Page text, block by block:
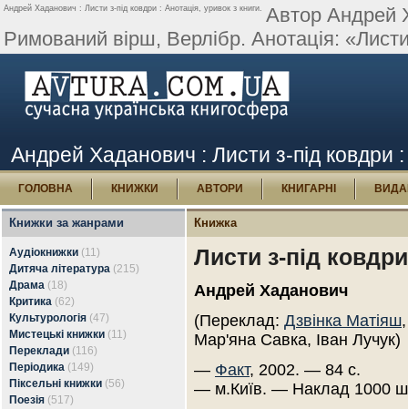
Андрей Хаданович : Листи з-під ковдри : Анотація, уривок з книги. Автор Андрей
Римований вірш, Верлібр. Анотація:
Андрей Хаданович : Листи з-під ковдри :
ГОЛОВНА КНИЖКИ АВТОРИ КНИГАРНІ
Книжки за жанрами
Аудіокнижки (11)
Дитяча література (215)
Драма (18)
Критика (62)
Культурологія (47)
Мистецькі книжки (11)
Переклади (116)
Періодика (149)
Піксельні книжки (56)
Поезія (517)
Книжка
Листи з-під ковдри
Андрей Хаданович
(Переклад: Дзвінка Матіяш
Мар'яна Савка, Іван Лучук)
— Факт, 2002. — 84 с.
— м.Київ. — Наклад 1000